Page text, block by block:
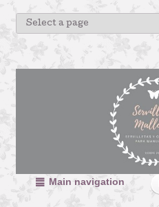
Main navigation